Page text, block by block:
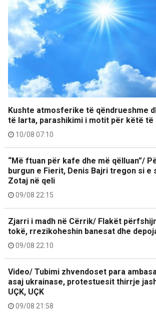
Kushte atmosferike të qëndrueshme
të larta, parashikimi i motit për këtë të
10/08 07:10
“Më ftuan për kafe dhe më qëlluan”/
burgun e Fierit, Denis Bajri tregon si e
Zotaj në qeli
09/08 22:15
Zjarri i madh në Cërrik/ Flakët
tokë, rrezikoheshin banesat dhe
09/08 22:10
Video/ Tubimi zhvendoset para
asaj ukrainase, protestuesit thirrje
UÇK, UÇK
09/08 21:58